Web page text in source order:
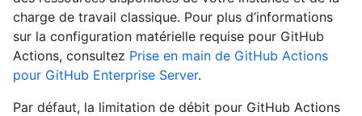
charge de travail classique. Pour plus d’informations
sur la configuration matérielle requise pour GitHub
Actions, consultez Prise en main de GitHub Actions
pour GitHub Enterprise Server.
Par défaut, la limitation de débit pour GitHub Actions